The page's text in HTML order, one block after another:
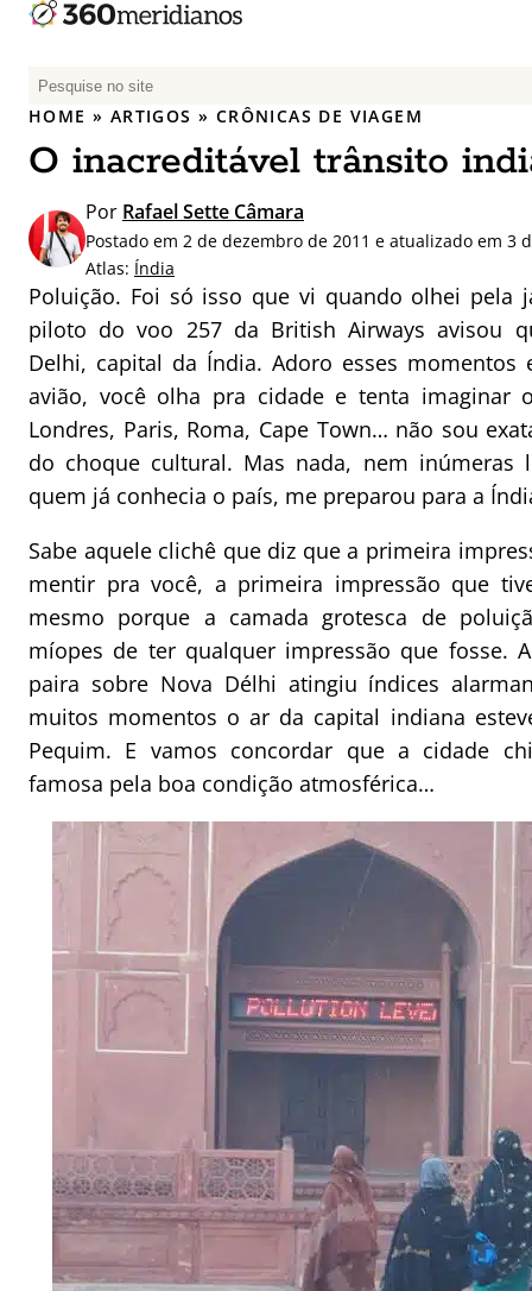
P
e
q
i
s
r
p
o
r
:
HOME » ARTIGOS » CRÔNICAS DE VIAGEM
O inacreditável trânsito
Por Rafael Sette Câmara
Postado em 2 de dezembro de 2011 e atualizado em 3
Atlas: Índia
Poluição. Foi só isso que vi quando olhei pela
piloto do voo 257 da British Airways avisou
Delhi, capital da Índia. Adoro esses
avião, você olha pra cidade e tenta imaginar
Londres, Paris, Roma, Cape Town… não sou
do choque cultural. Mas nada, nem inúmeras
quem já conhecia o país, me preparou para a
Sabe aquele clichê que diz que a primeira
mentir pra você, a primeira impressão que
mesmo porque a camada grotesca de
míopes de ter qualquer impressão que fosse.
paira sobre Nova Délhi atingiu índices
muitos momentos o ar da capital indiana
Pequim. E vamos concordar que a cidade
famosa pela boa condição atmosférica…